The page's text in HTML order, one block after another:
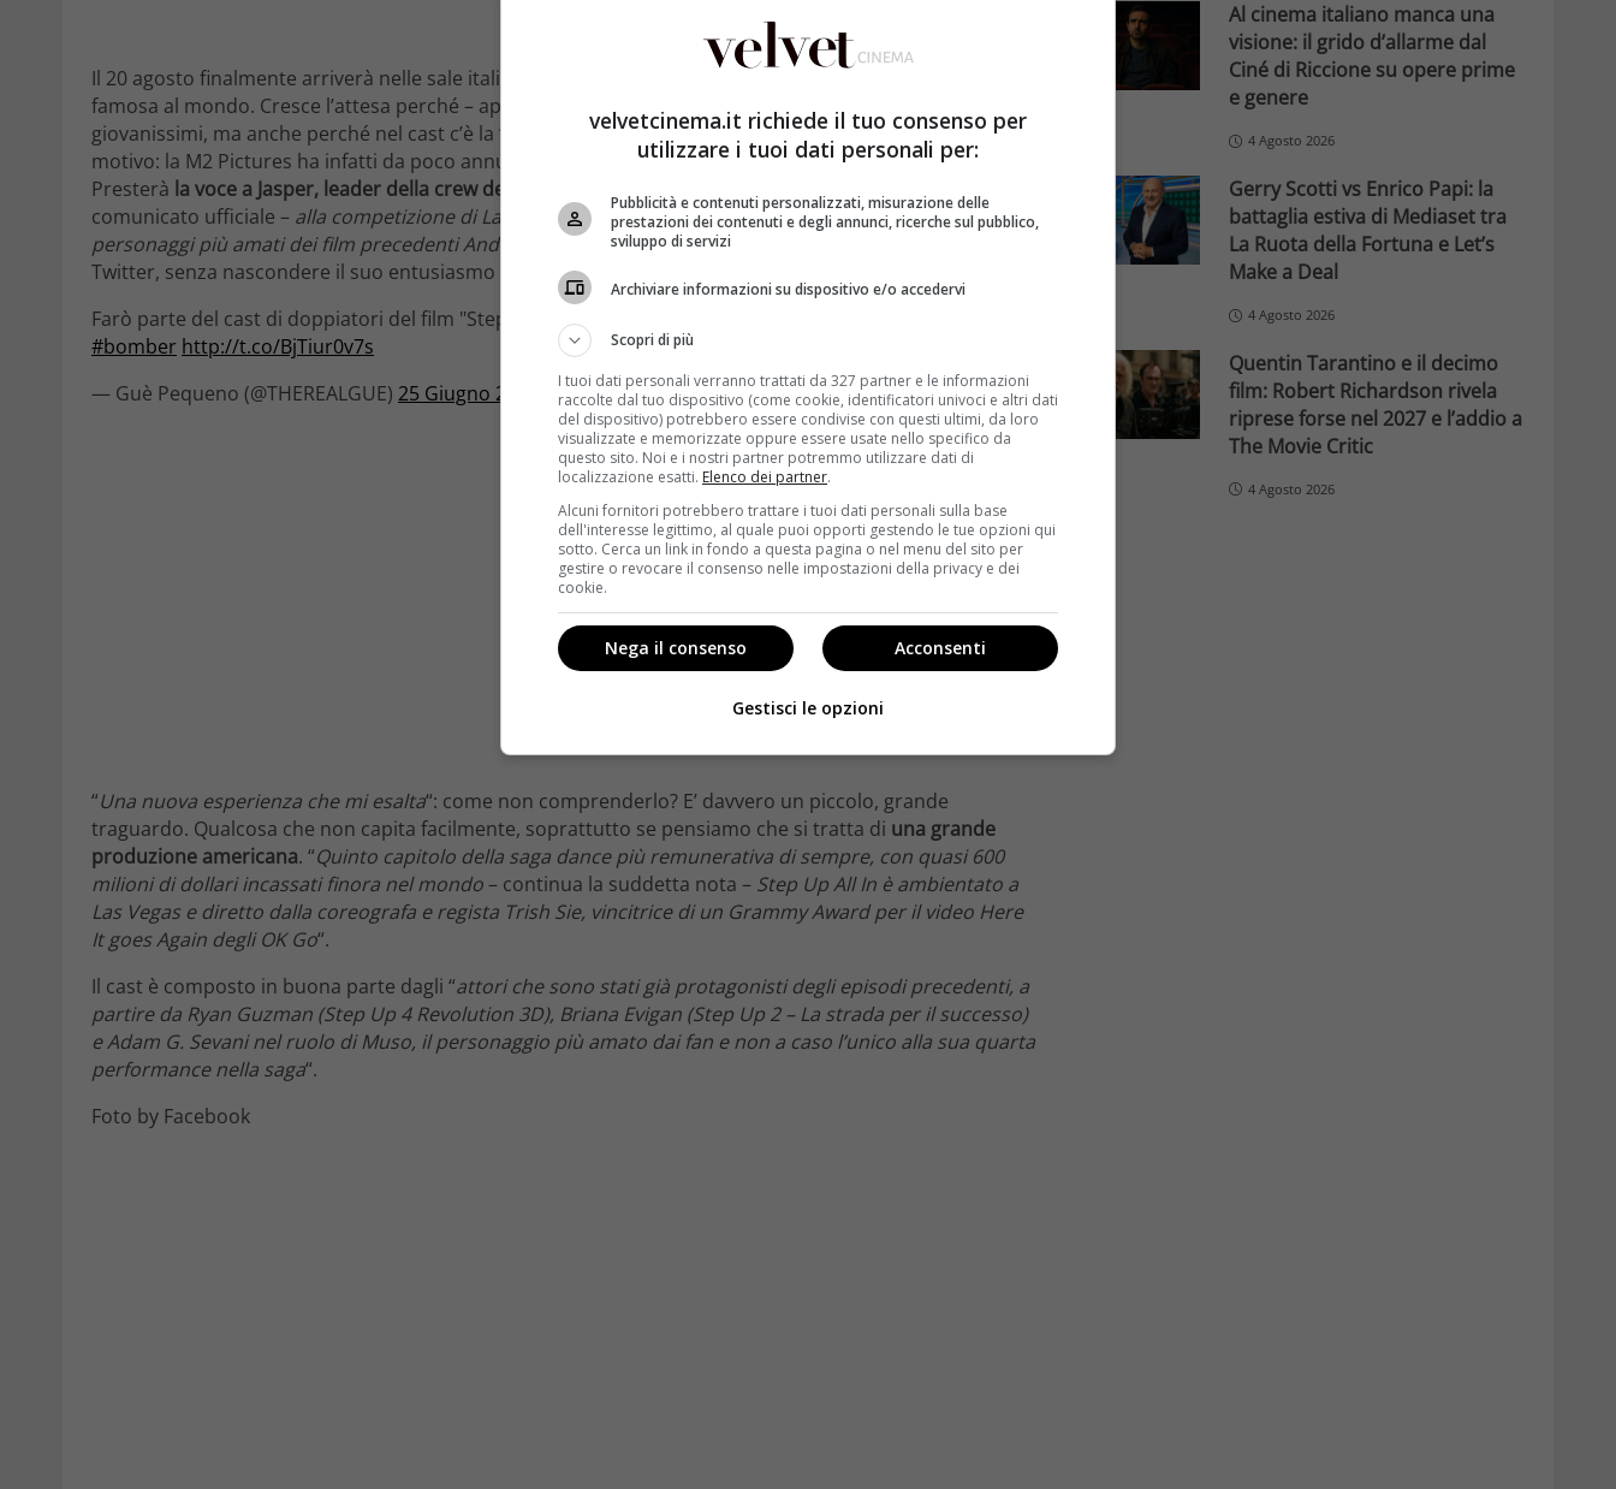
Il 20 agosto finalmente arriverà nelle sale italiane
famosa al mondo. Cresce l’attesa perché – appunto – si parla di una storia molto amata soprattutto dai
giovanissimi, ma anche perché nel cast c’è la “nostra”
Lorella Boccia. E adesso si aggiunge un ulteriore
motivo: la M2 Pictures ha infatti da poco annunciato che
uno dei doppiatori sarà il rapper Guè Pequeno
Presterà la voce a Jasper, leader della crew dei The Grim Knights
comunicato ufficiale – alla competizione di Las Vegas degli Elementricks, crew formata invece dai
personaggi più amati dei film precedenti Andie, Sean e Muso“. Lo stesso Guè ha confermato la notizia su
Twitter, senza nascondere il suo entusiasmo e la suasoddisfazione
Farò parte del cast di doppiatori del film "Step Up All In". Una nuova esperienza che mi esalta.
#bomber http://t.co/BjTiur0v7s
— Guè Pequeno (@THEREALGUE) 25 Giugno 2014
“Una nuova esperienza che mi esalta“: come non comprenderlo? E’ davvero un piccolo, grande
traguardo. Qualcosa che non capita facilmente, soprattutto se pensiamo che si tratta di una grande
produzione americana. “Quinto capitolo della saga dance più remunerativa di sempre, con quasi 600
milioni di dollari incassati finora nel mondo– continua la suddetta nota – Step Up All In è ambientato a
Las Vegas e diretto dalla coreografa e regista Trish Sie, vincitrice di un Grammy Award per il video Here
It goes Again degli OK Go“.
Il cast è composto in buona parte dagli “attori che sono stati già protagonisti degli episodi precedenti, a
partire da Ryan Guzman (Step Up 4 Revolution 3D), Briana Evigan (Step Up 2 – La strada per il successo)
e Adam G. Sevani nel ruolo di Muso, il personaggio più amato dai fan e non a caso l’unico alla sua quarta
performance nella saga“.
Foto by Facebook
Al cinema italiano manca una
visione: il grido d’allarme dal
Ciné di Riccione su opere prime
e genere
4 Agosto 2026
Gerry Scotti vs Enrico Papi: la
battaglia estiva di Mediaset tra
La Ruota della Fortuna e Let’s
Make a Deal
4 Agosto 2026
Quentin Tarantino e il decimo
film: Robert Richardson rivela
riprese forse nel 2027 e l’addio a
The Movie Critic
4 Agosto 2026
velvetcinema.it richiede il tuo consenso per
utilizzare i tuoi dati personali per:
Pubblicità e contenuti personalizzati, misurazione delle
prestazioni dei contenuti e degli annunci, ricerche sul pubblico,
sviluppo di servizi
Archiviare informazioni su dispositivo e/o accedervi
Scopri di più
I tuoi dati personali verranno trattati da 327 partner e le informazioni
raccolte dal tuo dispositivo (come cookie, identificatori univoci e altri dati
del dispositivo) potrebbero essere condivise con questi ultimi, da loro
visualizzate e memorizzate oppure essere usate nello specifico da
questo sito. Noi e i nostri partner potremmo utilizzare dati di
localizzazione esatti. Elenco dei partner.
Alcuni fornitori potrebbero trattare i tuoi dati personali sulla base
dell'interesse legittimo, al quale puoi opporti gestendo le tue opzioni qui
sotto. Cerca un link in fondo a questa pagina o nel menu del sito per
gestire o revocare il consenso nelle impostazioni della privacy e dei
cookie.
Acconsenti
Nega il consenso
Gestisci le opzioni